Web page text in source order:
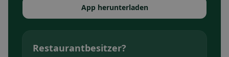
App herunterladen
Restaurantbesitzer?